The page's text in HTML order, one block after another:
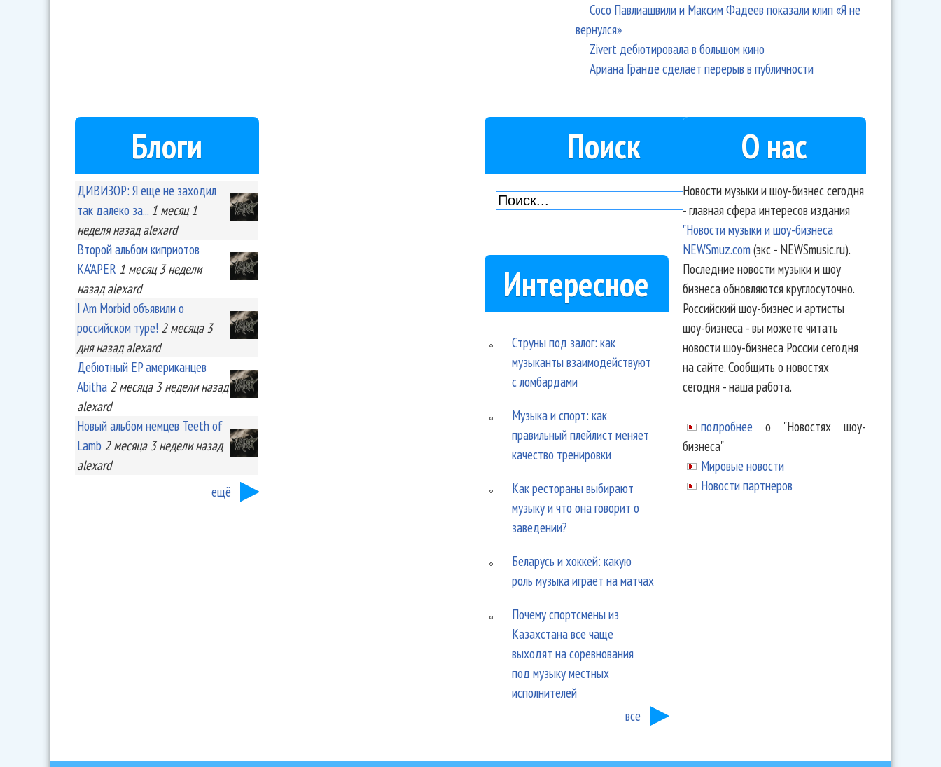
Сосо Павлиашвили и Максим Фадеев показали клип «Я не
вернулся»
Zivert дебютировала в большом кино
Ариана Гранде сделает перерыв в публичности
Блоги
ДИВИЗОР: Я еще не заходил
так далеко за... 1 месяц 1
неделяназад alexard
Второй альбом киприотов
KA'APER 1 месяц 3 недели
назад alexard
I Am Morbid объявили о
российском туре! 2 месяца 3
дняназад alexard
Дебютный EP американцев
Abitha 2 месяца 3 неделиназад
alexard
Новый альбом немцев Teeth of
Lamb 2 месяца 3 неделиназад
alexard
ещё
Поиск
Интересное
Струны под залог: как
музыканты взаимодействуют
с ломбардами
Музыка и спорт: как
правильный плейлист меняет
качество тренировки
Как рестораны выбирают
музыку и что она говорит о
заведении?
Беларусь и хоккей: какую
роль музыка играет на матчах
Почему спортсмены из
Казахстана все чаще
выходят на соревнования
под музыку местных
исполнителей
все
О нас
Новости музыки и шоу-бизнес сегодня
- главная сфера интересов издания
"Новости музыки и шоу-бизнеса
NEWSmuz.com(экс - NEWSmusic.ru).
Последние новости музыки и шоу
бизнеса обновляются круглосуточно.
Российский шоу-бизнес и артисты
шоу-бизнеса - вы можете читать
новости шоу-бизнеса России сегодня
на сайте. Сообщить о новостях
сегодня - наша работа.
подробнее о "Новостях шоу-
бизнеса"
Мировые новости
Новости партнеров